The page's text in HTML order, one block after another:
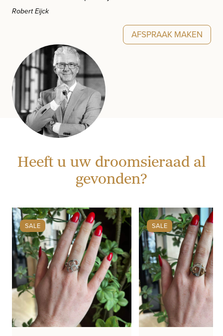
Robert Eijck
AFSPRAAK MAKEN
Heeft u uw droomsieraad al
gevonden?
SALE SALE